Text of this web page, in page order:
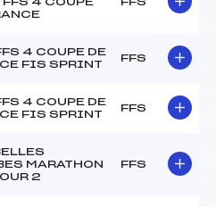
4 COUPE DE
FIS SPRINT
FFS
4 COUPE DE
FIS SPRINT
FFS
MARATHON
2
FFS